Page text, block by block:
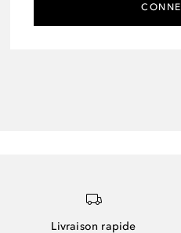
Livraison rapide